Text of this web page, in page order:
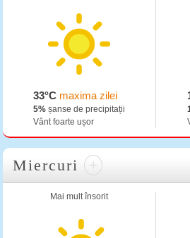
33°C maxima zilei
5% șanse de precipitații
Vânt foarte ușor
Miercuri +
Mai mult însorit